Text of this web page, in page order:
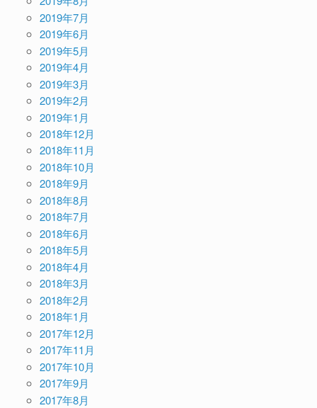
2019年7月
2019年6月
2019年5月
2019年4月
2019年3月
2019年2月
2019年1月
2018年12月
2018年11月
2018年10月
2018年9月
2018年8月
2018年7月
2018年6月
2018年5月
2018年4月
2018年3月
2018年2月
2018年1月
2017年12月
2017年11月
2017年10月
2017年9月
2017年8月